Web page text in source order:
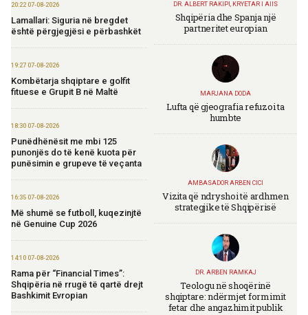
20:22 07-08-2026
Lamallari: Siguria në bregdet
është përgjegjësi e përbashkët
19:27 07-08-2026
Kombëtarja shqiptare e golfit
fituese e Grupit B në Maltë
18:30 07-08-2026
Punëdhënësit me mbi 125
punonjës do të kenë kuota për
punësimin e grupeve të veçanta
16:35 07-08-2026
Më shumë se futboll, kuqezinjtë
në Genuine Cup 2026
14:10 07-08-2026
Rama për “Financial Times”:
Shqipëria në rrugë të qartë drejt
Bashkimit Evropian
DR. ALBERT RAKIPI, KRYETAR I AIIS
Shqipëria dhe Spanja një
partneritet europian
MARJANA DODA
Lufta që gjeografia refuzoi ta
humbte
AMBASADOR ARBEN CICI
Vizita që ndryshoi të ardhmen
strategjike të Shqipërisë
DR. ARBEN RAMKAJ
Teologu në shoqërinë
shqiptare: ndërmjet formimit
fetar dhe angazhimit publik